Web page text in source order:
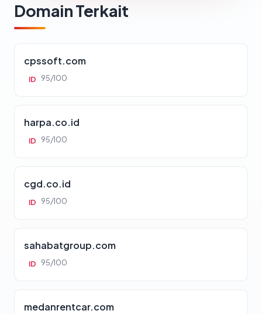
Domain Terkait
cpssoft.com
ID 95/100
harpa.co.id
ID 95/100
cgd.co.id
ID 95/100
sahabatgroup.com
ID 95/100
medanrentcar.com